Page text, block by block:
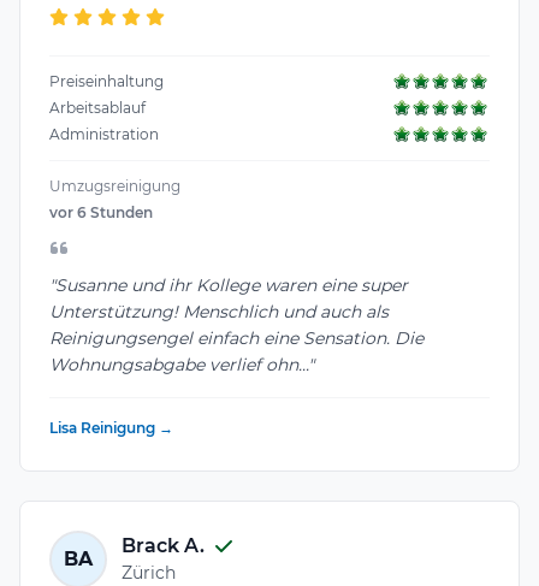
Preiseinhaltung
Arbeitsablauf
Administration
Umzugsreinigung
vor 6 Stunden
"Susanne und ihr Kollege waren eine super
Unterstützung! Menschlich und auch als
Reinigungsengel einfach eine Sensation. Die
Wohnungsabgabe verlief ohn..."
Lisa Reinigung →
BA
Brack A.
Zürich